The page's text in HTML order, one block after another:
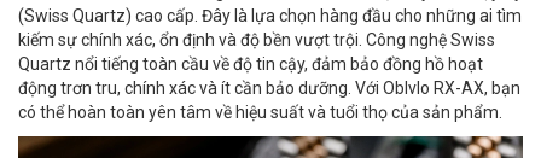
(Swiss Quartz) cao cấp. Đây là lựa chọn hàng đầu cho những ai tìm
kiếm sự chính xác, ổn định và độ bền vượt trội. Công nghệ Swiss
Quartz nổi tiếng toàn cầu về độ tin cậy, đảm bảo đồng hồ hoạt
động trơn tru, chính xác và ít cần bảo dưỡng. Với Oblvlo RX-AX, bạn
có thể hoàn toàn yên tâm về hiệu suất và tuổi thọ của sản phẩm.